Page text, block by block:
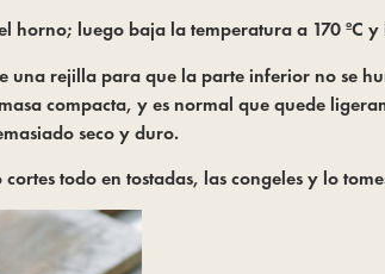
luego baja la temperatura a 170 ºC
rejilla para que la parte inferior no se
compacta, y es normal que quede
seco y duro.
todo en tostadas, las congeles y lo